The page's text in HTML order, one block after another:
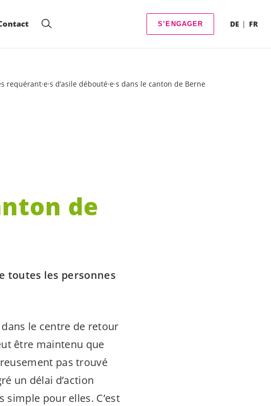
S’ENGAGER DE FR
d’asile débouté·e·s dans le canton de Berne
de
toutes les personnes
dans le centre de retour
être maintenu que
pas trouvé
un délai d’action
pour elles. C’est